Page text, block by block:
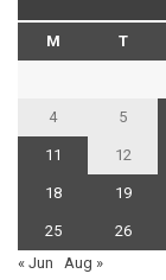
M T
4 5
11 12
18 19
25 26
« Jun
Aug »